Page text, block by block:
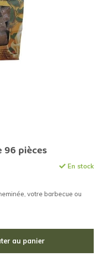
96 pièces
En stock
votre barbecue ou
au panier